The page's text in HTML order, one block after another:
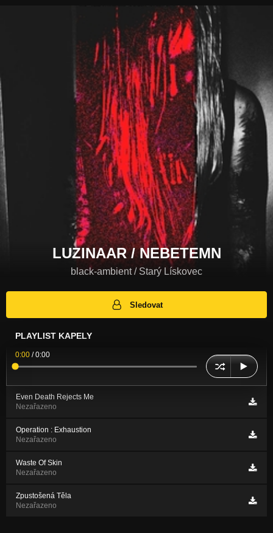
LUZINAAR / NEBETEMN
black-ambient / Starý Lískovec
Sledovat
PLAYLIST KAPELY
0:00 /0:00
Even Death Rejects Me
Nezařazeno
Operation : Exhaustion
Nezařazeno
Waste Of Skin
Nezařazeno
Zpustošená Těla
Nezařazeno